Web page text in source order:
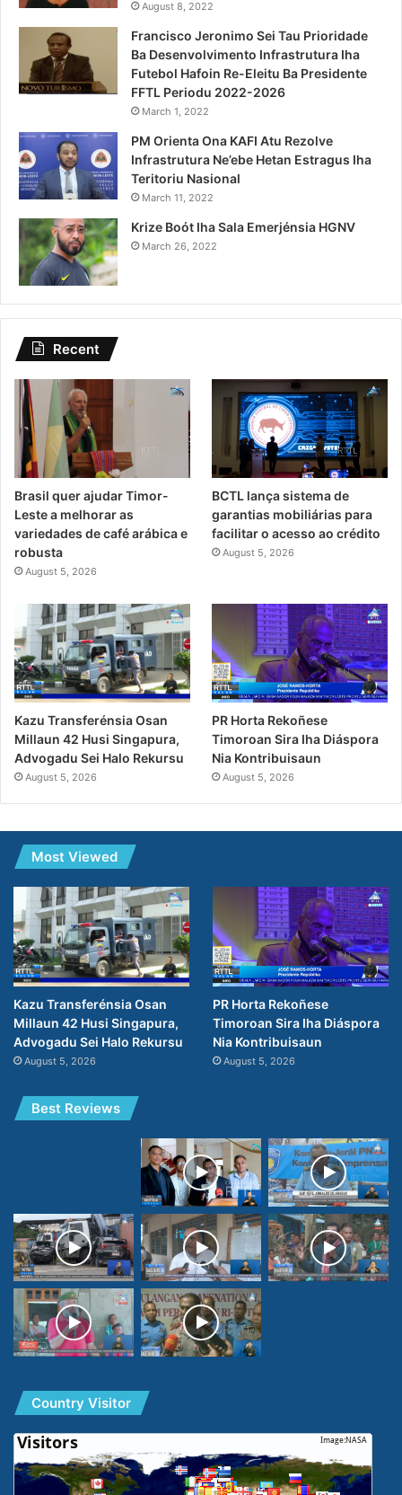
August 8, 2022
Francisco Jeronimo Sei Tau Prioridade
Ba Desenvolvimento Infrastrutura Iha
Futebol Hafoin Re-Eleitu Ba Presidente
FFTL Periodu 2022-2026
March 1, 2022
PM Orienta Ona KAFI Atu Rezolve
Infrastrutura Ne’ebe Hetan Estragus Iha
Teritoriu Nasional
March 11, 2022
Krize Boót Iha Sala Emerjénsia HGNV
March 26, 2022
Recent
Brasil quer ajudar Timor-
Leste a melhorar as
variedades de café arábica e
robusta
August 5, 2026
BCTL lança sistema de
garantias mobiliárias para
facilitar o acesso ao crédito
August 5, 2026
Kazu Transferénsia Osan
Millaun 42 Husi Singapura,
Advogadu Sei Halo Rekursu
August 5, 2026
PR Horta Rekoñese
Timoroan Sira Iha Diáspora
Nia Kontribuisaun
August 5, 2026
Most Viewed
Kazu Transferénsia Osan
Millaun 42 Husi Singapura,
Advogadu Sei Halo Rekursu
August 5, 2026
PR Horta Rekoñese
Timoroan Sira Iha Diáspora
Nia Kontribuisaun
August 5, 2026
Best Reviews
Country Visitor